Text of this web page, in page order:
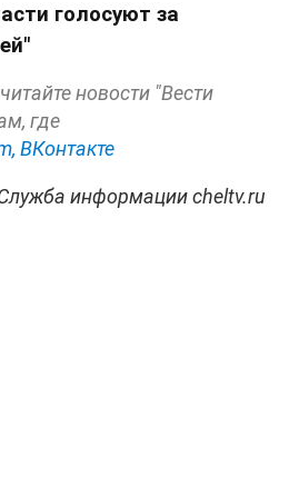
голосуют за
новости "Вести
где
ВКонтакте
информации cheltv.ru